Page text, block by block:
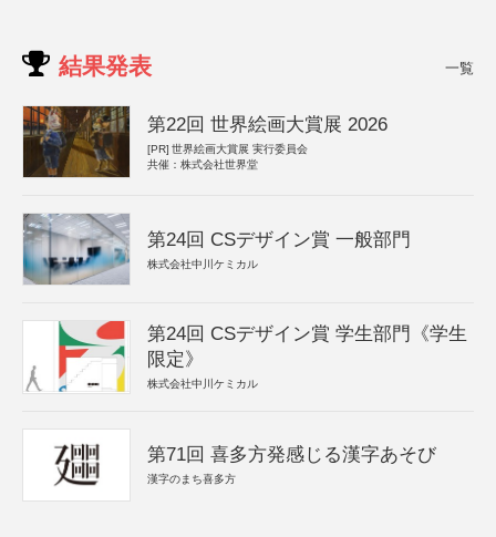
結果発表 一覧
第22回 世界絵画大賞展 2026
[PR] 世界絵画大賞展 実行委員会
共催：株式会社世界堂
第24回 CSデザイン賞 一般部門
株式会社中川ケミカル
第24回 CSデザイン賞 学生部門《学生
限定》
株式会社中川ケミカル
第71回 喜多方発感じる漢字あそび
漢字のまち喜多方